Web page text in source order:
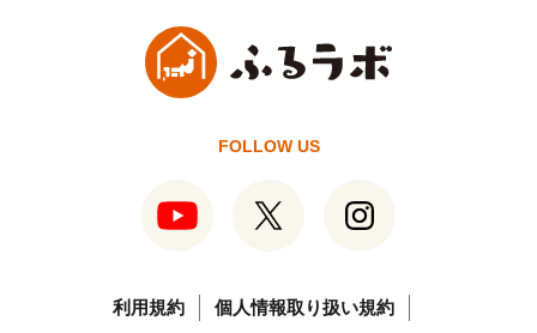
FOLLOW US
利用規約 個人情報取り扱い規約